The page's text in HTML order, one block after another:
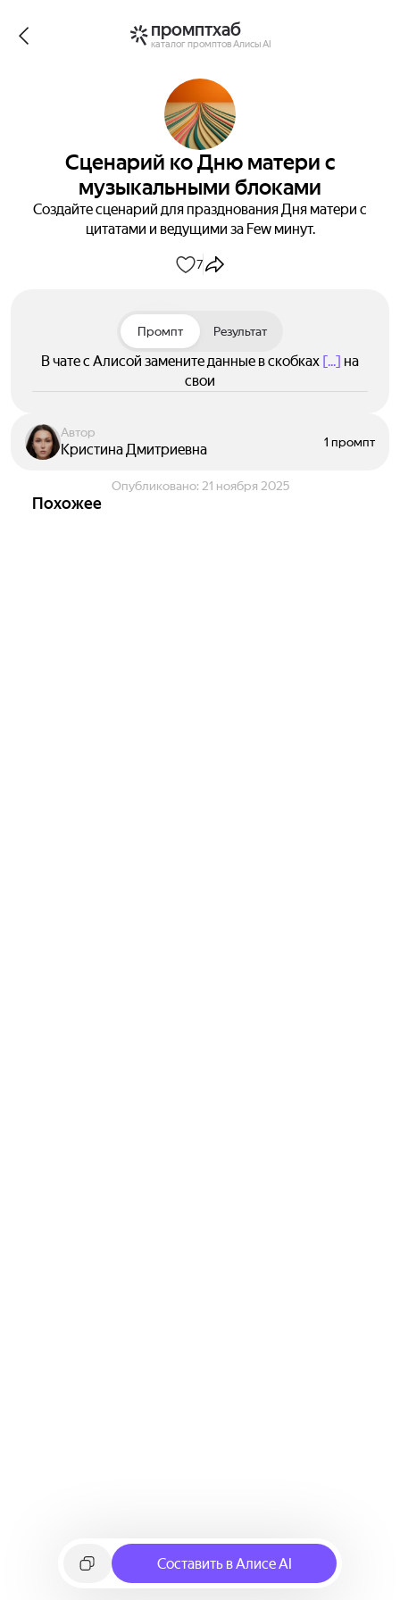
промптхаб
каталог промптов Алисы AI
Сценарий ко Дню матери с
музыкальными блоками
Создайте сценарий для празднования Дня матери с
цитатами и ведущими за Few минут.
7
Промпт Результат
В чате с Алисой замените данные в скобках [...] на
свои
Автор
Кристина Дмитриевна 1 промпт
Опубликовано: 21 ноября 2025
Похожее
Составить в Алисе AI